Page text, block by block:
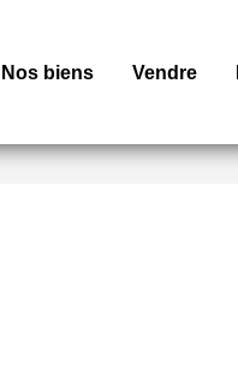
Nos biens Vendre